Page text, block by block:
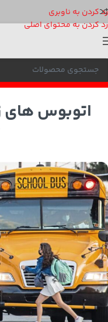
رد کردن به ناوبری
رد کردن به محتوای اصلی
اتوبوس های